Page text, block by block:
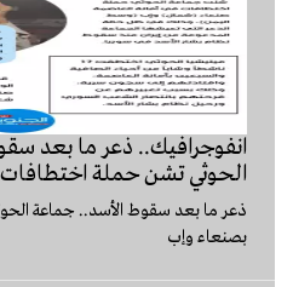
انفوجرافيك.. ‏ذعر ما بعد
الحوثي تشن حملة
‏ذعر ما بعد سقوط الأسد.. جماعة
بصنعاء وإب